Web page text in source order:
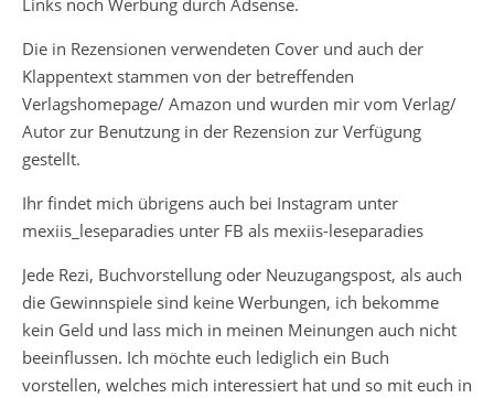
Links noch Werbung durch Adsense.
Die in Rezensionen verwendeten Cover und auch der
Klappentext stammen von der betreffenden
Verlagshomepage/ Amazon und wurden mir vom Verlag/
Autor zur Benutzung in der Rezension zur Verfügung
gestellt.
Ihr findet mich übrigens auch bei Instagram unter
mexiis_leseparadies unter FB als mexiis-leseparadies
Jede Rezi, Buchvorstellung oder Neuzugangspost, als auch
die Gewinnspiele sind keine Werbungen, ich bekomme
kein Geld und lass mich in meinen Meinungen auch nicht
beeinflussen. Ich möchte euch lediglich ein Buch
vorstellen, welches mich interessiert hat und so mit euch in